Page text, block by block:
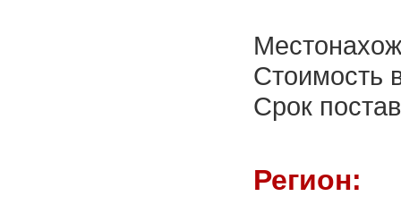
Стоимость
Срок
Регион: